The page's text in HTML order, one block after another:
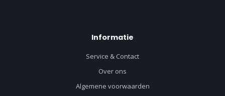
Informatie
Service & Contact
Over ons
Algemene voorwaarden